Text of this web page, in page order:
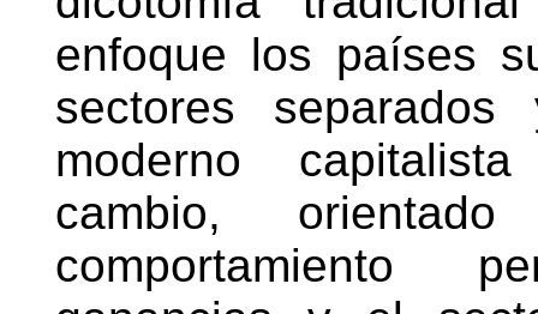
enfoque los países
sectores separados
moderno
cambio,
comportamiento